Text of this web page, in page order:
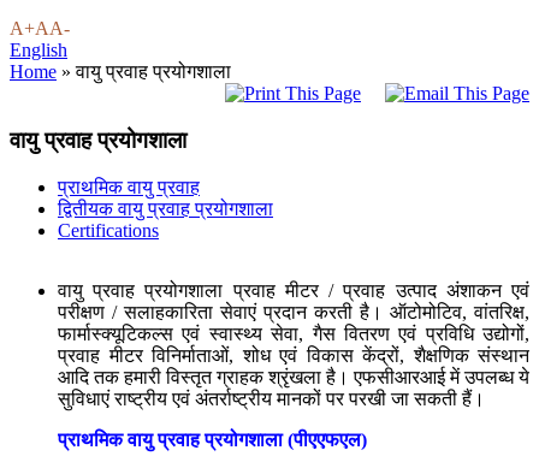
A+AA-
English
Home »वायु प्रवाह प्रयोगशाला
वायु प्रवाह प्रयोगशाला
प्राथमिक वायु प्रवाह
द्वितीयक वायु प्रवाह प्रयोगशाला
Certifications
वायु प्रवाह प्रयोगशाला प्रवाह मीटर / प्रवाह उत्पाद अंशाकन एवं
परीक्षण / सलाहकारिता सेवाएं प्रदान करती है। ऑटोमोटिव, वांतरिक्ष,
फार्मास्क्यूटिकल्स एवं स्वास्थ्य सेवा, गैस वितरण एवं प्रविधि उद्योगों,
प्रवाह मीटर विनिर्माताओं, शोध एवं विकास केंद्रों, शैक्षणिक संस्थान
आदि तक हमारी विस्तृत ग्राहक श्रृंखला है। एफसीआरआई में उपलब्ध ये
सुविधाएं राष्ट्रीय एवं अंतर्राष्ट्रीय मानकों पर परखी जा सकती हैं।
प्राथमिक वायु प्रवाह प्रयोगशाला (पीएएफएल)